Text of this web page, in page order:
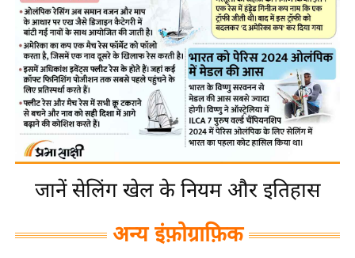
ष्ट्री
य
बि
ज़
ने
स
उ
ग
जानें सेलिंग खेल के नियम और इतिहास
अन्य इंफ़ोग्राफ़िक